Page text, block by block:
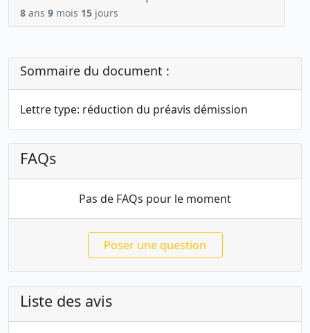
8 ans 9 mois 15 jours
Sommaire du document :
Lettre type: réduction du préavis démission
FAQs
Pas de FAQs pour le moment
Poser une question
Liste des avis